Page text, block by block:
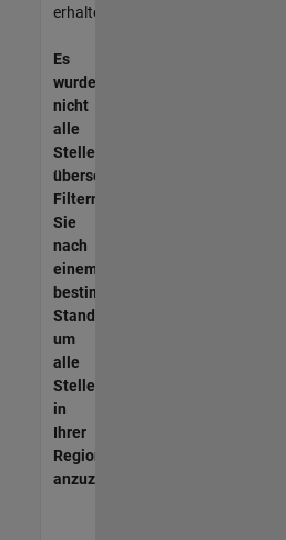
erhalten.
Es
wurden
nicht
alle
Stellen
übersetzt.
Filtern
Sie
nach
einem
bestimmten
Standort,
um
alle
Stellenangebote
in
Ihrer
Region
anzuzeigen.